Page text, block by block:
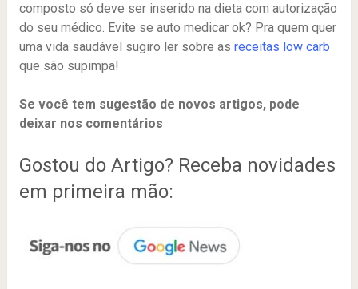
composto só deve ser inserido na dieta com autorização
do seu médico. Evite se auto medicar ok? Pra quem quer
uma vida saudável sugiro ler sobre as receitas low carb
que são supimpa!
Se você tem sugestão de novos artigos, pode
deixar nos comentários
Gostou do Artigo? Receba novidades
em primeira mão: